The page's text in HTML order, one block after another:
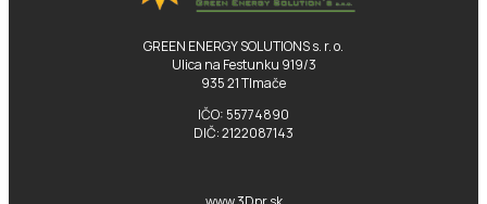
GREEN ENERGY SOLUTIONS s. r. o.
Ulica na Festunku 919/3
935 21 Tlmače
IČO: 55774890
DIČ: 2122087143